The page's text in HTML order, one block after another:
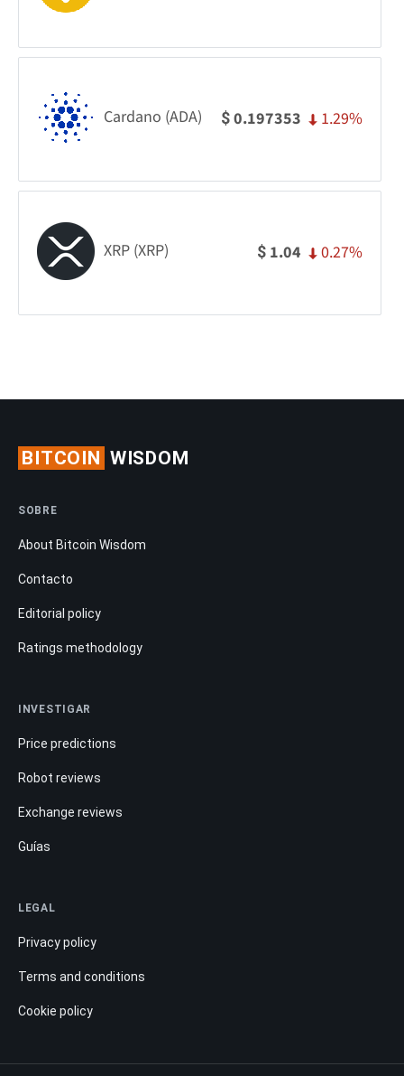
Cardano (ADA) $0.197353 1.29%
XRP (XRP) $ 1.04 0.27%
BITCOIN WISDOM
SOBRE
About Bitcoin Wisdom
Contacto
Editorial policy
Ratings methodology
INVESTIGAR
Price predictions
Robot reviews
Exchange reviews
Guías
LEGAL
Privacy policy
Terms and conditions
Cookie policy